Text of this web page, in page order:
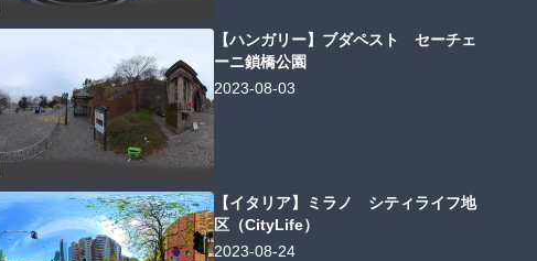
【ハンガリー】ブダペスト セーチェ
ーニ鎖橋公園
2023-08-03
【イタリア】ミラノ シティライフ地
区（CityLife）
2023-08-24